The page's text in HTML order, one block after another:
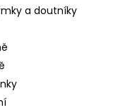
a doutníky